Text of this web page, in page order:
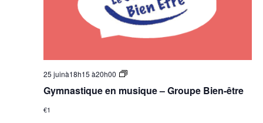
Gymnastique en musique – Groupe Bien-être
25 juinà18h15 à20h00
Groupe
être
€1